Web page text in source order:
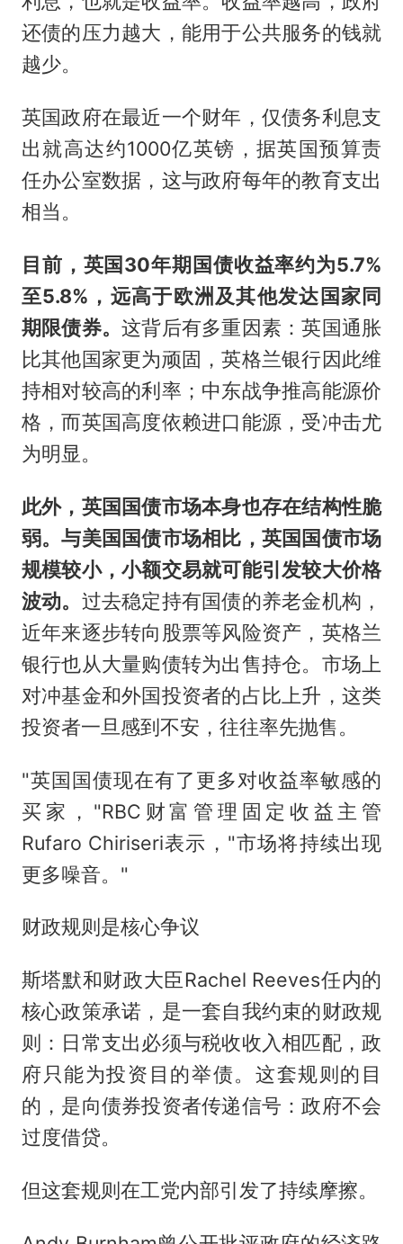
还债的压力越大，能用于公共服务的钱就
越少。
英国政府在最近一个财年，仅债务利息支
出就高达约1000亿英镑，据英国预算责
任办公室数据，这与政府每年的教育支出
相当。
目前，英国30年期国债收益率约为5.7%
至5.8%，远高于欧洲及其他发达国家同
期限债券。这背后有多重因素：英国通胀
比其他国家更为顽固，英格兰银行因此维
持相对较高的利率；中东战争推高能源价
格，而英国高度依赖进口能源，受冲击尤
为明显。
此外，英国国债市场本身也存在结构性脆
弱。与美国国债市场相比，英国国债市场
规模较小，小额交易就可能引发较大价格
波动。 过去稳定持有国债的养老金机构，
近年来逐步转向股票等风险资产，英格兰
银行也从大量购债转为出售持仓。市场上
对冲基金和外国投资者的占比上升，这类
投资者一旦感到不安，往往率先抛售。
"英国国债现在有了更多对收益率敏感的
买家，"RBC财富管理固定收益主管
Rufaro Chiriseri表示，"市场将持续出现
更多噪音。"
财政规则是核心争议
斯塔默和财政大臣Rachel Reeves任内的
核心政策承诺，是一套自我约束的财政规
则：日常支出必须与税收收入相匹配，政
府只能为投资目的举债。这套规则的目
的，是向债券投资者传递信号：政府不会
过度借贷。
但这套规则在工党内部引发了持续摩擦。